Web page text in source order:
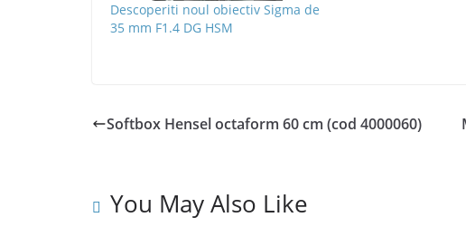
Descoperiti noul obiectiv Sigma de
35 mm F1.4 DG HSM
Softbox Hensel octaform 60 cm (cod 4000060)
You May Also Like